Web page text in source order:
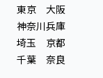
東京
神奈川
埼玉
千葉
大阪
兵庫
京都
奈良